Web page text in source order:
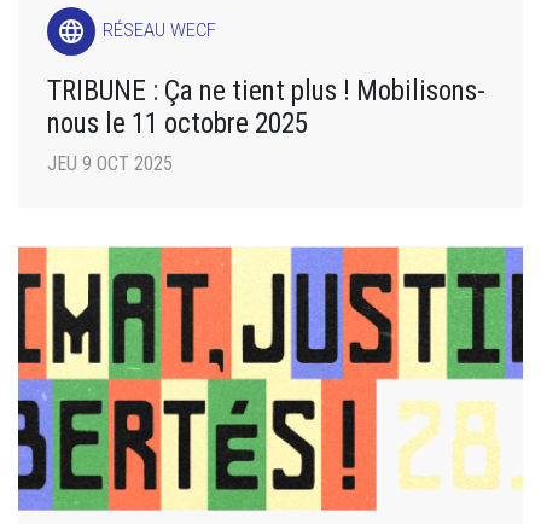
language RÉSEAU WECF
TRIBUNE : Ça ne tient plus ! Mobilisons-
nous le 11 octobre 2025
JEU 9 OCT 2025